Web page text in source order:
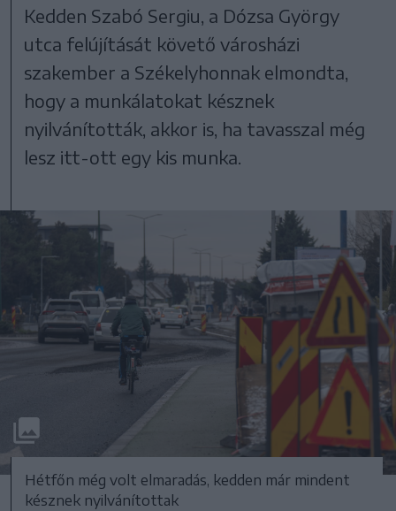
Kedden Szabó Sergiu, a Dózsa György
utca felújítását követő városházi
szakember a Székelyhonnak elmondta,
hogy a munkálatokat késznek
nyilvánították, akkor is, ha tavasszal még
lesz itt-ott egy kis munka.
Hétfőn még volt elmaradás, kedden már mindent
késznek nyilvánítottak